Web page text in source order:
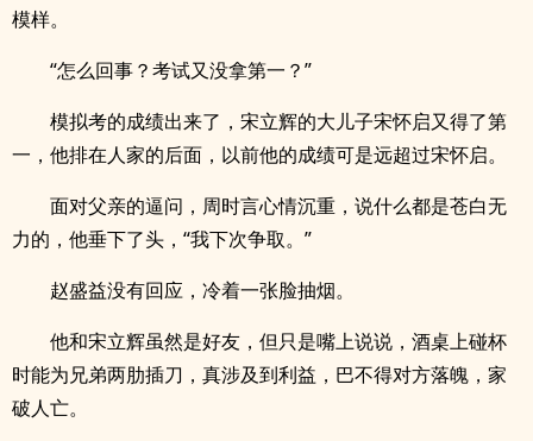
模样。
“怎么回事？考试又没拿第一？”
模拟考的成绩出来了，宋立辉的大儿子宋怀启又得了第
一，他排在人家的后面，以前他的成绩可是远超过宋怀启。
面对父亲的逼问，周时言心情沉重，说什么都是苍白无
力的，他垂下了头，“我下次争取。”
赵盛益没有回应，冷着一张脸抽烟。
他和宋立辉虽然是好友，但只是嘴上说说，酒桌上碰杯
时能为兄弟两肋插刀，真涉及到利益，巴不得对方落魄，家
破人亡。